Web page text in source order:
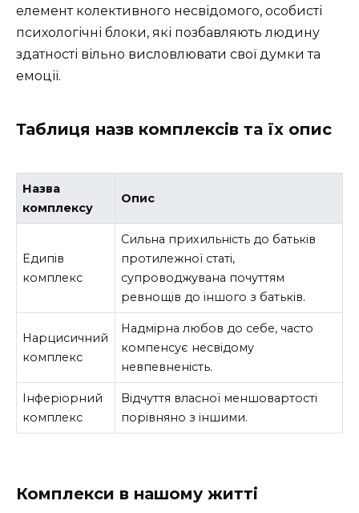
елемент колективного несвідомого, особисті
психологічні блоки, які позбавляють людину
здатності вільно висловлювати свої думки та
емоції.
Таблиця назв комплексів та їх опис
Назва
комплексу
Опис
Едипів
комплекс
Сильна прихильність до батьків
протилежної статі,
супроводжувана почуттям
ревнощів до іншого з батьків.
Нарцисичний
комплекс
Надмірна любов до себе, часто
компенсує несвідому
невпевненість.
Інферіорний
комплекс
Відчуття власної меншовартості
порівняно з іншими.
Комплекси в нашому житті